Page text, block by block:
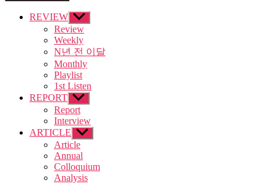
REVIEW Show
sub
menu
Review
Weekly
N년 전 이달
Monthly
Playlist
1st Listen
REPORT Show
sub
menu
Report
Interview
ARTICLE Show
sub
menu
Article
Annual
Colloquium
Analysis